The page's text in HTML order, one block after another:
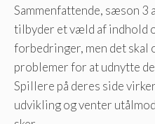
Sammenfattende, sæson 3
tilbyder et væld af indhold
forbedringer, men det skal
problemer for at udnytte
Spillere på deres side
udvikling og venter